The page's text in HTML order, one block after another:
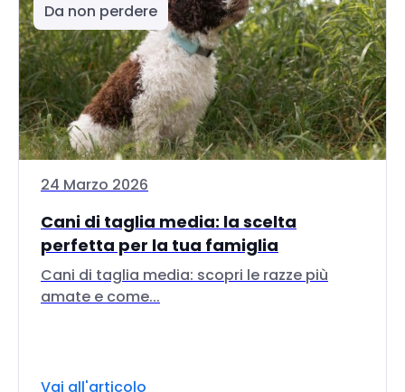
Da non perdere
24 Marzo 2026
Cani di taglia media: la scelta
perfetta per la tua famiglia
Cani di taglia media: scopri le razze più
amate e come...
Vai all'articolo